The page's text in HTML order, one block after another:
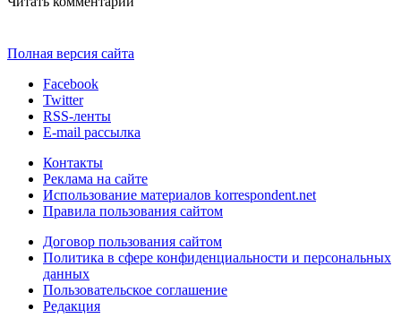
Полная версия сайта
Facebook
Twitter
RSS-ленты
E-mail рассылка
Контакты
Реклама на сайте
Использование материалов korrespondent.net
Правила пользования сайтом
Договор пользования сайтом
Политика в сфере конфиденциальности и персональных
данных
Пользовательское соглашение
Редакция